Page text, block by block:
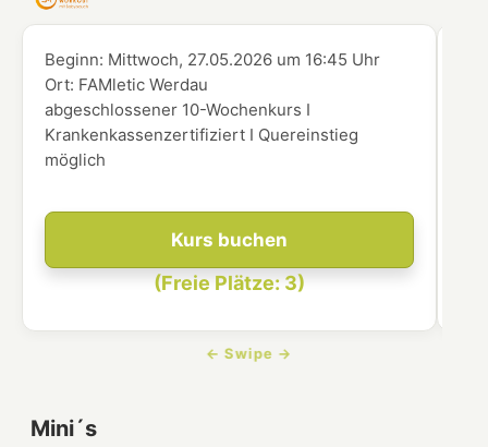
Kurs buchen
(Freie Plätze: 3)
Beginn: Mittwoch, 27.05.2026 um 16:45 Uhr
Ort: FAMletic Werdau
abgeschlossener 10-Wochenkurs I
Krankenkassenzertifiziert I Quereinstieg
möglich
Mini´s